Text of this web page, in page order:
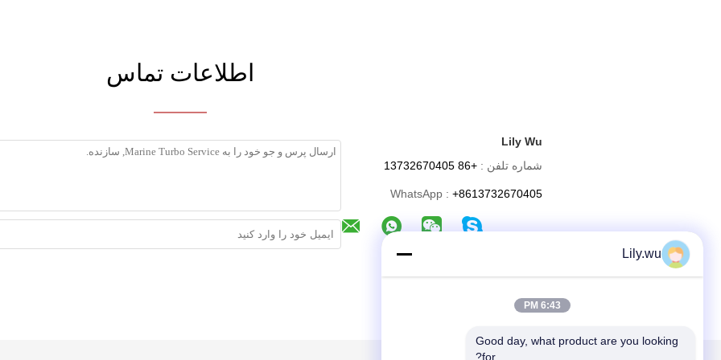
اطلاعات تماس
Lily Wu
شماره تلفن : +86 13732670405
WhatsApp : +8613732670405
Lily.wu
6:43 PM
Good day, what product are you looking
for?